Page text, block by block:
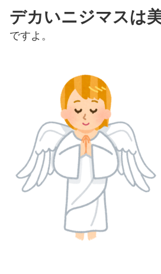
デカいニジマスは
ですよ。